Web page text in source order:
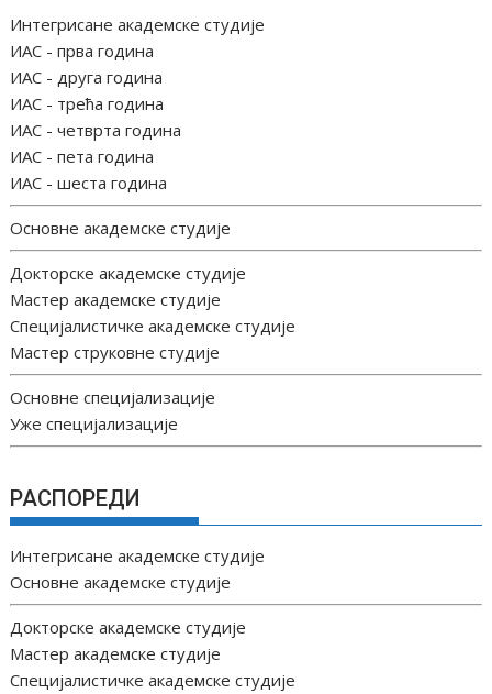
Интегрисане академске студије
ИАС - прва година
ИАС - друга година
ИАС - трећа година
ИАС - четврта година
ИАС - пета година
ИАС - шеста година
Основне академске студије
Докторске академске студије
Мастер академске студије
Специјалистичке академске студије
Мастер струковне студије
Основне специјализације
Уже специјализације
РАСПОРЕДИ
Интегрисане академске студије
Основне академске студије
Докторске академске студије
Мастер академске студије
Специјалистичке академске студије